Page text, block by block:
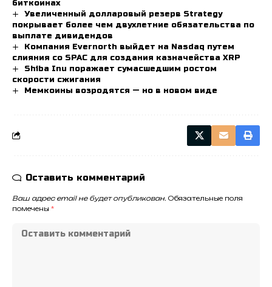
биткоинах
Увеличенный долларовый резерв Strategy
покрывает более чем двухлетние обязательства по
выплате дивидендов
Компания Evernorth выйдет на Nasdaq путем
слияния со SPAC для создания казначейства XRP
Shiba Inu поражает сумасшедшим ростом
скорости сжигания
Мемкоины возродятся — но в новом виде
Оставить комментарий
Ваш адрес email не будет опубликован. Обязательные поля
помечены *